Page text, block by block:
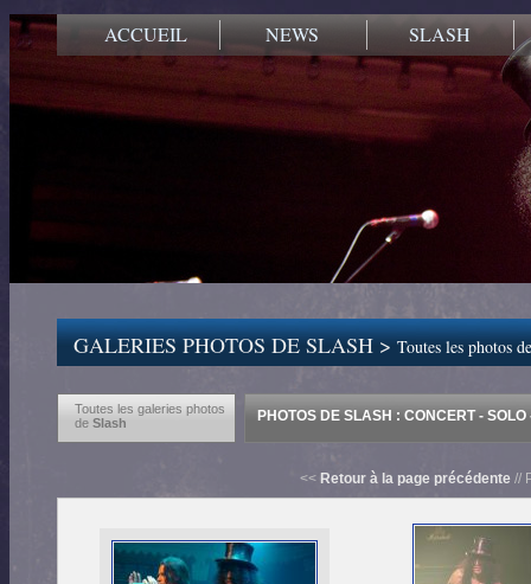
ACCUEIL NEWS SLASH
GALERIES PHOTOS DE SLASH >Toutes les photos
Toutes les galeries photos
de Slash PHOTOS DE SLASH : CONCERT - SOLO
<< Retour à la page précédente //